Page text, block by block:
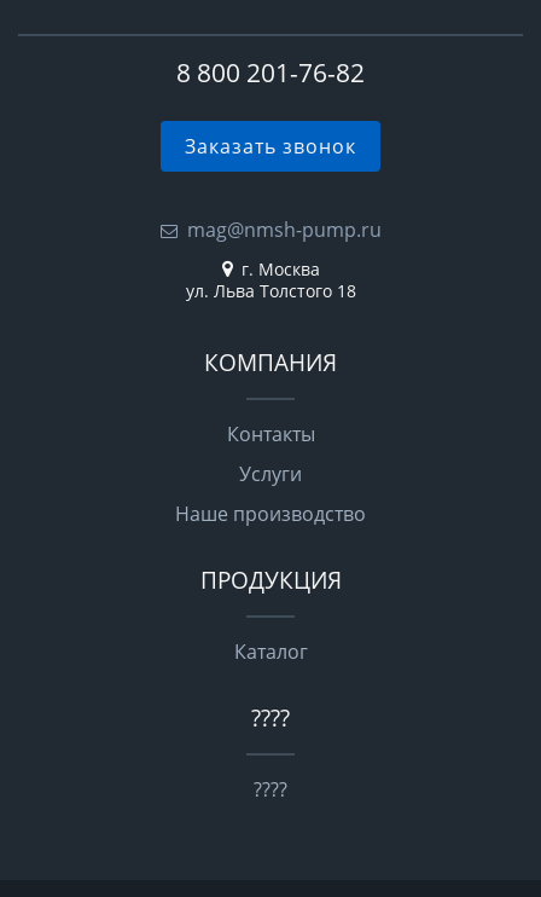
8 800 201-76-82
Заказать звонок
mag@nmsh-pump.ru
г. Москва
ул. Льва Толстого 18
КОМПАНИЯ
Контакты
Услуги
Наше производство
ПРОДУКЦИЯ
Каталог
????
????